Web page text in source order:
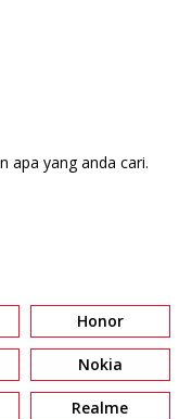
apa yang anda cari.
Honor
Nokia
Realme